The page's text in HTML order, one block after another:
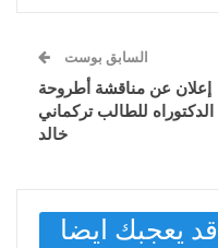
السابق بوست
إعلان عن مناقشة أطروحة
الدكتوراه للطالب تركماني
خالد
قد يعجبك ايضا